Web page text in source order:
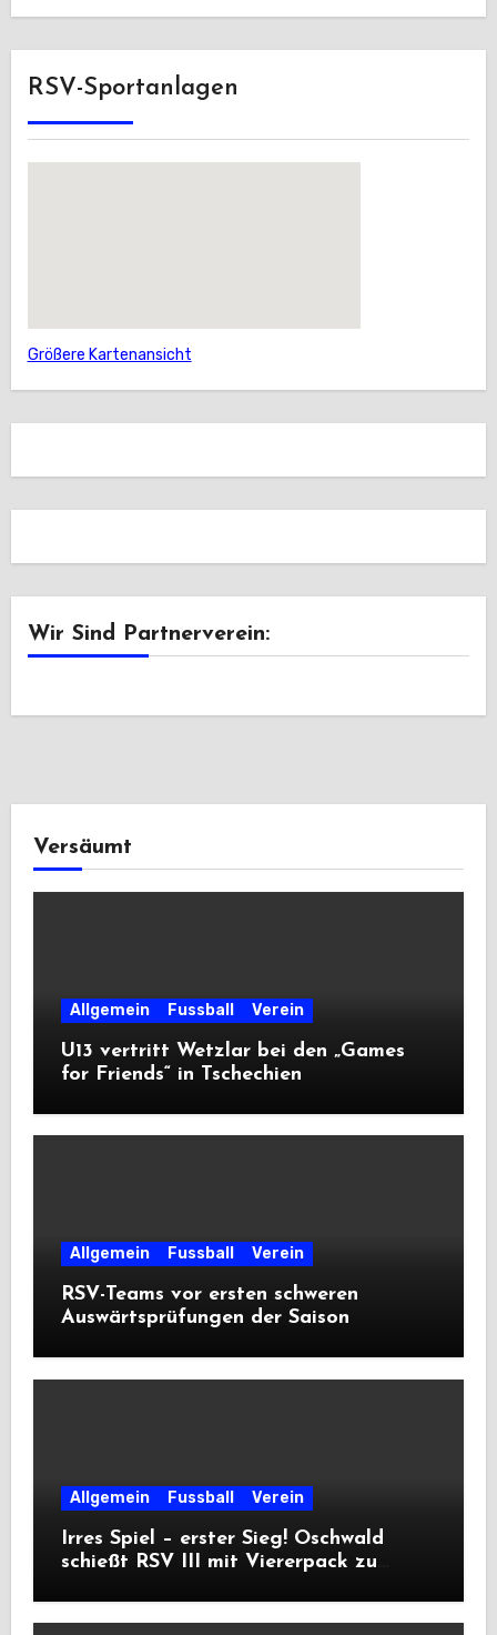
RSV-Sportanlagen
Größere Kartenansicht
Wir Sind Partnerverein:
Versäumt
Allgemein Fussball Verein
U13 vertritt Wetzlar bei den „Games
for Friends“ in Tschechien
Allgemein Fussball Verein
RSV-Teams vor ersten schweren
Auswärtsprüfungen der Saison
Allgemein Fussball Verein
Irres Spiel – erster Sieg! Oschwald
schießt RSV III mit Viererpack zu